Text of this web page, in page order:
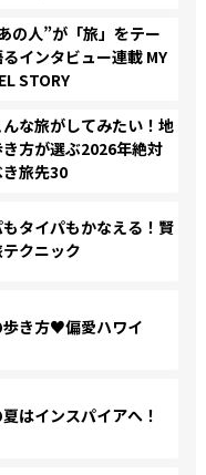
の人”が「旅」をテー
インタビュー連載 MY
STORY
な旅がしてみたい！地
方が選ぶ2026年絶対
旅先30
タイパもかなえる！賢
クニック
歩き方♥偏愛ハワイ
はインスパイアへ！